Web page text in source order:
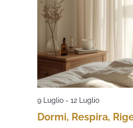
Dormi, Respira,
9 Luglio- 12 Luglio